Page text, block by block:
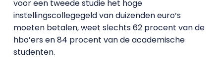
voor een tweede studie het hoge
instellingscollegegeld van duizenden euro’s
moeten betalen, weet slechts 62 procent van de
hbo’ers en 84 procent van de academische
studenten.